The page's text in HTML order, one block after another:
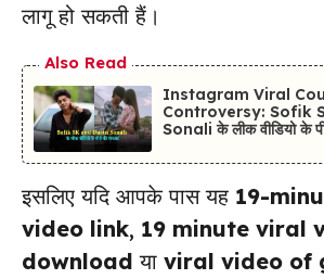
लागू हो सकती हैं।
Also Read
Instagram Viral
Controversy: Sofik
Sonali के लीक वीडियो के
इसलिए यदि आपके पास यह 19-
video link, 19 minute viral
download या viral video of